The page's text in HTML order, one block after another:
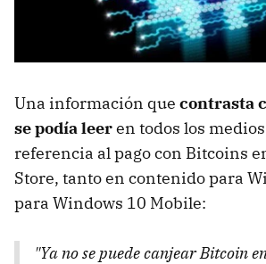
Una información que contrasta
se podía leeren todos los
referencia al pago con Bitcoins
Store, tanto en contenido para
para Windows 10 Mobile:
"Ya no se puede canjear Bitcoin